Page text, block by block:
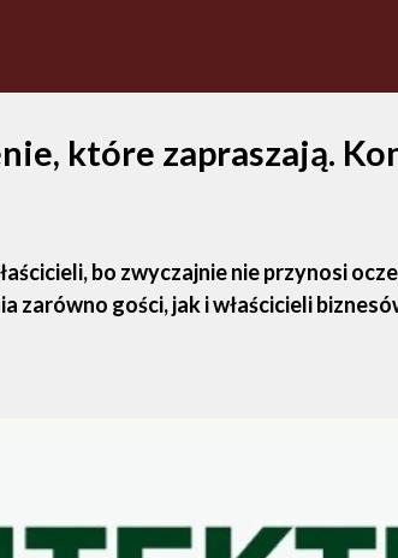
które zapraszają.
bo zwyczajnie nie przynosi
zarówno gości, jak i właścicieli